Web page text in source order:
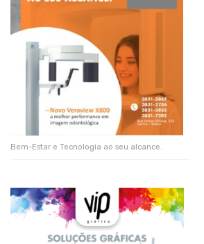
Bem-Estar e Tecnologia ao seu alcance.